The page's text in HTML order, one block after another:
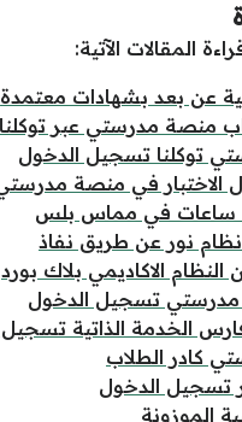
المقالات الآتية:
عن بعد بشهادات معتمدة
منصة مدرستي عبر توكلنا
توكلنا تسجيل الدخول
الاختبار في منصة
في مماس بلس
نور عن طريق نفاذ
النظام الاكاديمي بلاك بورد
تسجيل الدخول
الخدمة الذاتية
كادر الطلاب
تسجيل الدخول
الموزونة